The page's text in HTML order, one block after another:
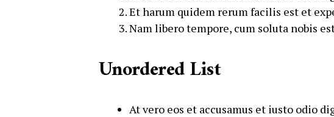
Et harum quidem rerum facilis est et
Nam libero tempore, cum soluta nobis
Unordered List
At vero eos et accusamus et iusto odio